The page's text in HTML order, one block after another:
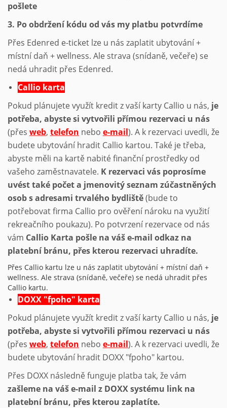
pošlete
3. Po obdržení kódu od vás my platbu potvrdíme
Přes Edenred e-ticket lze u nás zaplatit ubytování +
místní daň + wellness. Ale strava (snídaně, večeře) se
nedá uhradit přes Edenred.
Callio karta
Pokud plánujete využít kredit z vaší karty Callio u nás, je
potřeba, abyste si vytvořili přímou rezervaci u nás
(přes web, telefon nebo e-mail). A k rezervaci uvedli, že
budete ubytování hradit Callio kartou. Také je třeba,
abyste měli na kartě nabité finanční prostředky od
vašeho zaměstnavatele. K rezervaci vás poprosíme
uvést také počet a jmenovitý seznam zúčastněných
osob s adresami trvalého bydliště(bude to
potřebovat firma Callio pro ověření nároku na využití
rekreačního poukazu). Po potvrzení rezervace od nás
vám Callio Karta pošle na váš e-mail odkaz na
platební bránu, přes kterou rezervaci uhradíte.
Přes Callio kartu lze u nás zaplatit ubytování + místní daň +
wellness. Ale strava (snídaně, večeře) se nedá uhradit přes
Callio kartu.
DOXX "fpoho" karta
Pokud plánujete využít kredit z vaší karty Callio u nás, je
potřeba, abyste si vytvořili přímou rezervaci u nás
(přes web, telefon nebo e-mail). A k rezervaci uvedli, že
budete ubytování hradit DOXX "fpoho" kartou.
Přes DOXX následně funguje platba tak, že vám
zašleme na váš e-mail z DOXX systému link na
platební bránu, přes kterou zaplatíte.